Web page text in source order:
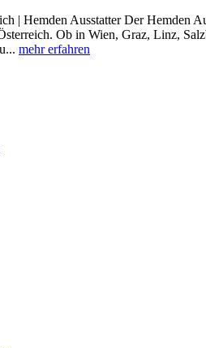
| Hemden Ausstatter Der Hemden
Ob in Wien, Graz, Linz,
mehr erfahren